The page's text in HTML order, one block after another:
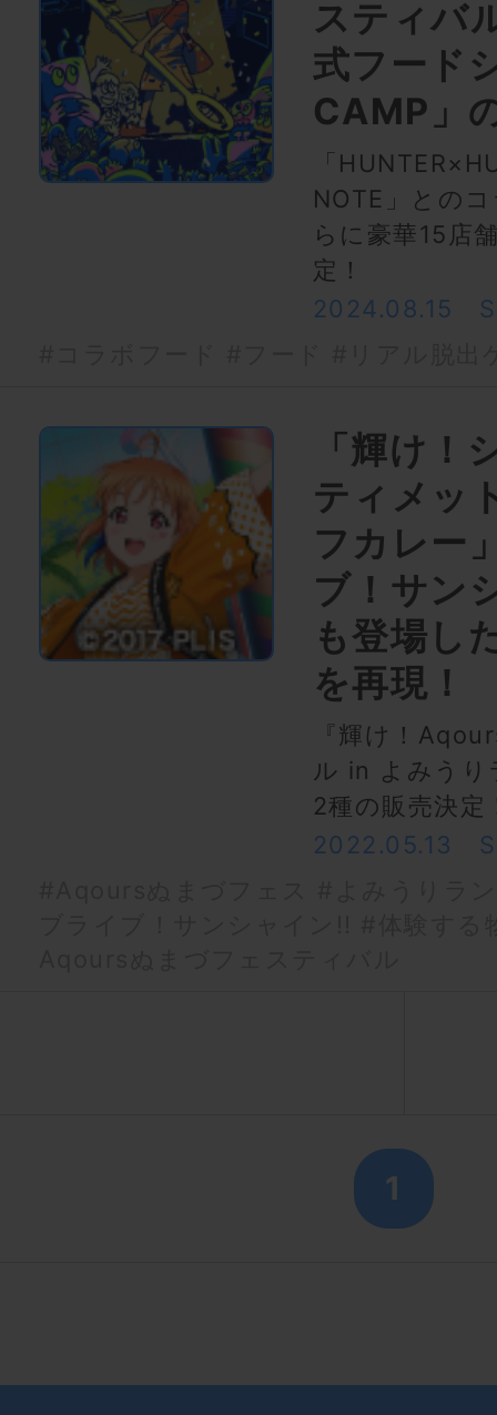
スティバ
式フード
CAMP」
「
NOTE」との
らに豪華15店
定！
2024.08.15
「輝け！
ティメッ
フカレー
ブ！サン
も登場し
を再現！
『輝け！
ル in よみうり
2種の販売決定
2022.05.13
1